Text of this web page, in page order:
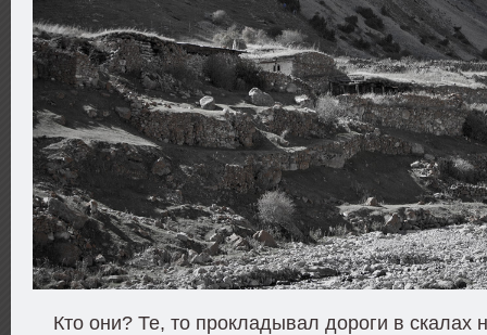
Кто они? Те, то прокладывал дороги в скалах